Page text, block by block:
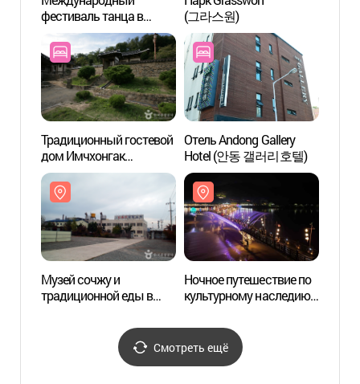
фестиваль танца в
масках в Андоне
(안동국제탈춤페스티벌)
(그라스원)
Традиционный гостевой
дом Имчхонгак
([명품고택]임청각)
Отель Andong Gallery
Hotel (안동 갤러리호텔)
Музей сочжу и
традиционной еды в
전통음식 박물관)
Ночное путешествие по
культурному наследию
(안동 국가유산 야행
"월영야행")
Смотреть ещё